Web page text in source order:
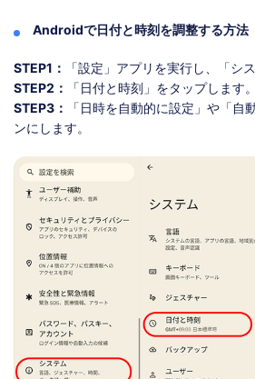
Androidで日付と時刻を調整する方法
STEP1：
「設定」アプリを実行し、「シ
STEP2：
「日付と時刻」をタップします。
STEP3：
「日時を自動的に設定」や「自
ンにします。